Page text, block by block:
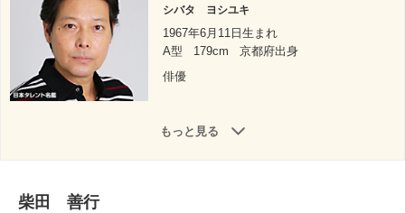
シバタ ヨシユキ
1967年6月11日生まれ
A型
179cm
京都府出身
俳優
もっと見る
柴田 善行